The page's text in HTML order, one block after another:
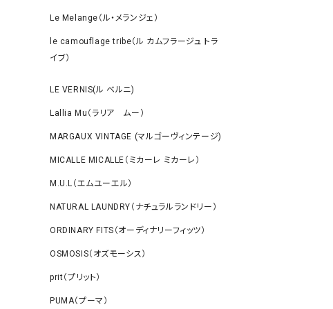
Le Melange（ル・メランジェ）
le camouflage tribe（ル カムフラージュ トラ
イブ）
LE VERNIS(ル ベルニ)
Lallia Mu（ラリア ムー）
MARGAUX VINTAGE (マルゴーヴィンテージ)
MICALLE MICALLE（ミカーレ ミカーレ）
M.U.L（エムユーエル）
NATURAL LAUNDRY（ナチュラルランドリー）
ORDINARY FITS（オーディナリーフィッツ）
OSMOSIS（オズモーシス）
prit（プリット）
PUMA（プーマ）